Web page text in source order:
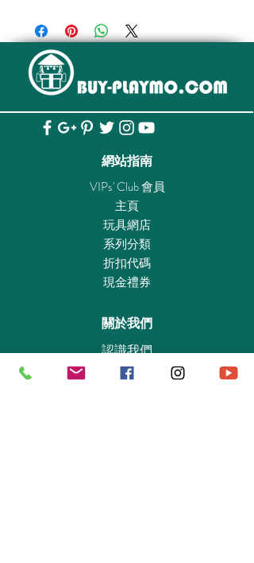
該貨品已全部售罄。
網站指南
VIPs' Club 會員
主頁
玩具網店
系列分類
折扣代碼
現金禮券
關於我們
認識我們
實體專賣店